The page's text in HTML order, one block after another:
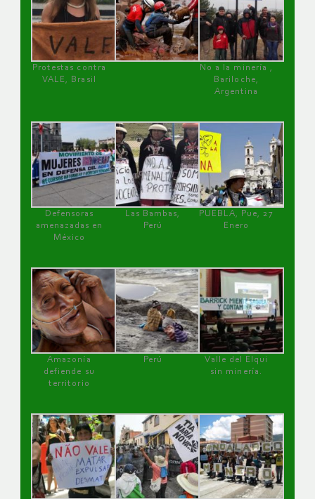
Protestas contra
VALE, Brasil
No a la minería ,
Bariloche,
Argentina
Defensoras
amenazadas en
México
Las Bambas,
Perú
PUEBLA, Pue, 27
Enero
Amazonía
defiende su
territorio
Perú
Valle del Elqui
sin minería.